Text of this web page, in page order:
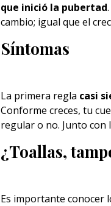
que inició la pubertad
cambio; igual que el
Síntomas
La primera regla casi
Conforme creces, tu
regular o no. Junto con
¿Toallas,
Es importante conocer